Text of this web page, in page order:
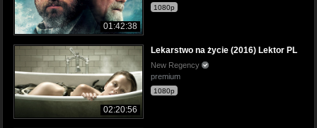
01:42:38
1080p
02:20:56
Lekarstwo na życie (2016) Lektor PL
New Regency
premium
1080p